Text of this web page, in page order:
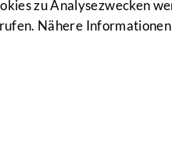
zu Analysezwecken
Nähere
die
–